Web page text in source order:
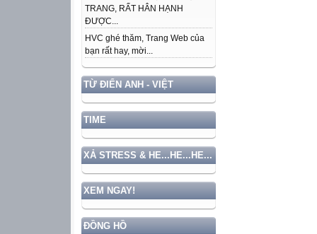
TRANG, RẤT HÂN HẠNH
ĐƯỢC...
HVC ghé thăm, Trang Web của
bạn rất hay, mời...
TỪ ĐIỂN ANH - VIỆT
TIME
XẢ STRESS & HE...HE...HE...
XEM NGAY!
ĐỒNG HỒ